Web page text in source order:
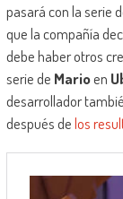
pasará con la serie
que la compañía
debe haber otros
serie de Marioen
desarrollador
después delos